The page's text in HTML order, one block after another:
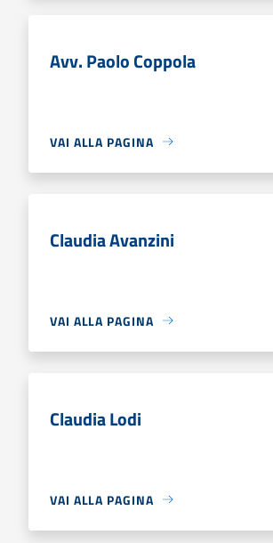
Avv. Paolo Coppola
VAI ALLA PAGINA
Claudia Avanzini
VAI ALLA PAGINA
Claudia Lodi
VAI ALLA PAGINA